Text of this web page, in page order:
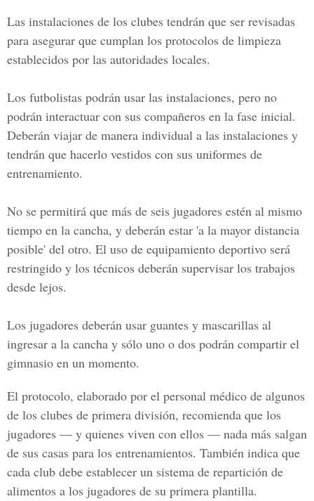
Las instalaciones de los clubes tendrán que ser revisadas
para asegurar que cumplan los protocolos de limpieza
establecidos por las autoridades locales.
Los futbolistas podrán usar las instalaciones, pero no
podrán interactuar con sus compañeros en la fase inicial.
Deberán viajar de manera individual a las instalaciones y
tendrán que hacerlo vestidos con sus uniformes de
entrenamiento.
No se permitirá que más de seis jugadores estén al mismo
tiempo en la cancha, y deberán estar 'a la mayor distancia
posible' del otro. El uso de equipamiento deportivo será
restringido y los técnicos deberán supervisar los trabajos
desde lejos.
Los jugadores deberán usar guantes y mascarillas al
ingresar a la cancha y sólo uno o dos podrán compartir el
gimnasio en un momento.
El protocolo, elaborado por el personal médico de algunos
de los clubes de primera división, recomienda que los
jugadores — y quienes viven con ellos — nada más salgan
de sus casas para los entrenamientos. También indica que
cada club debe establecer un sistema de repartición de
alimentos a los jugadores de su primera plantilla.